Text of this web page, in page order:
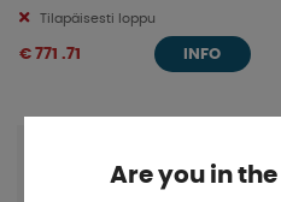
Tilapäisesti loppu
€ 771 .71 INFO
Are you in